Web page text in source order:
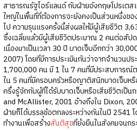
สาธารณรัฐไอร์แลนด์ กับฝ่ายอังกฤษโปรเต
ใหญ่ในพื้นที่ที่ต้องการจะยังคงเป็นส่วนหนึ่งข
ไป ความรุนแรงครั้งนี้ส่งผลให้มีผู้เสียชีวิต
ซึ่งเฉลี่ยแล้วมีผู้เสียชีวิตประมาณ 2 คนต่อสัป
เนื่องมาเป็นเวลา 30 ปี บาดเจ็บอีกกว่า
2007) โดยที่มีการประเมินกันว่าจากจำนวนปร
1,700,000 คน มี 1 ใน 7 คนที่มีประสบการณ์
ใน 5 คนที่มีครอบครัวหรือญาติสนิทบาดเจ็บหรื
ครึ่งรู้จักกับผู้ที่ได้รับบาดเจ็บหรือเสียชีวิตเป็น
and McAllister, 2001 อ้างถึงใน Dixon,
ฝ่ายก็ได้บรรลุข้อตกลงระหว่างกันในปี 2541
ทำงานเพื่อสร้างสันติสุขที่ยั่งยืนในสังคมจนก